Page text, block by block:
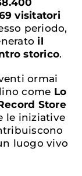
visitatori
periodo,
il
storico.
ormai
come Lo
Store
le iniziative
luogo vivo